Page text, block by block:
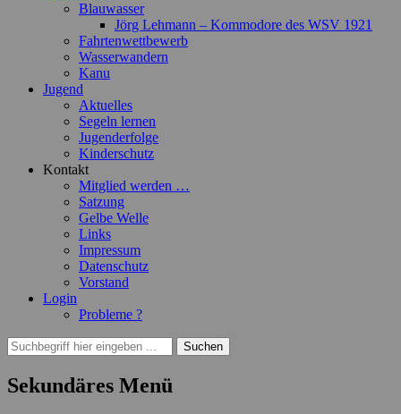
Blauwasser
Jörg Lehmann – Kommodore des WSV 1921
Fahrtenwettbewerb
Wasserwandern
Kanu
Jugend
Aktuelles
Segeln lernen
Jugenderfolge
Kinderschutz
Kontakt
Mitglied werden …
Satzung
Gelbe Welle
Links
Impressum
Datenschutz
Vorstand
Login
Probleme ?
Suchen
Suchen
nach:
Sekundäres Menü